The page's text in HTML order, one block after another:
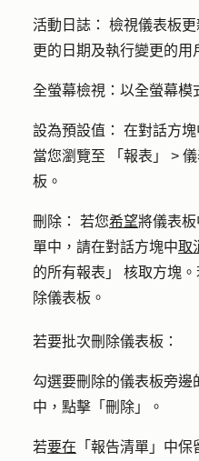
活動日誌：
檢視儀表板
更的日期及執行變更的用
全螢幕檢視： 以全螢幕模
設為預設值： 在對話方
當您瀏覽至
「報表」 >
板。
刪除： 若您希望將儀表
單中，請在對話方塊中取
的所有報表」
核取方塊
除儀表板 。
若要批次刪除儀表板：
勾選要刪除的儀表板旁邊
中，點擊 「刪除」 。
若要在 「報告清單」中